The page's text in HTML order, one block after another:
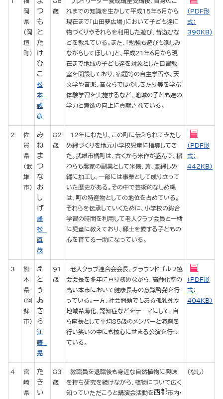
岡
県
（岡
垣
町）
つ
も
と
た
け
ひ
こ
松
本
威
彦
歳
れまでの知識を生かして平成15年5月から
現在まで「山田夢広場」において子ども達に
物づくりやそれらを利用した遊び、昔遊びな
どを教えている。また、「勉強も遊びも楽しみ
ながらしてほしい」と、平成21年6月から現
在まで地域の子ども達を対象とした自習教
室を開設しており、宿題等の自主学習や、天
文学や音楽、昔ならではのしきたり等を学ぶ
体験学習を実施するなど、地域の子ども達の
学力と意欲の向上に貢献されている。
（PDF形
式：
390KB）
2
佐
賀
県
（武
雄
市）
み
ね
ま
つ
な
お
し
げ
峰
松
直
茂
82
歳
12年にわたり、この町に伝えられてきたし
め縄づくりを地元小学校児童に指導してき
た。武雄市橘町は、古くから米作が盛んで、稲
わらも農家の副業として米俵、蓆、稾縄しめ
縄に加工し、一部には事業として成り立って
いた歴史がある。その中で芸術的なしめ縄
は、町の特産物としての地位を占めている。
それらを伝承していくために、小学校の総合
学習の時間を利用して老人クラブ会員と一緒
に児童に教えており、郷土を愛する子どもの
心を育てる一助になっている。
（PDF形
式：
442KB）
3
熊
本
県
（阿
蘇
市）
え
と
う
あ
き
ら
江
藤
晃
91
歳
老人クラブ連合会会長、グラウンドゴルフ協
会会長を多年に亘り務めながら、高齢化率の
高い本市において健康長寿の意識啓発を行
っている。一方、社会問題でもある孤独死や
地域希薄化、認知症などをテーマにして、自
ら座長として平均85歳のメンバーと演劇を
行い笑いの中にも核心にせまる公演を行っ
ている。
（PDF形
式：
404KB）
4
宮
崎
県
た
き
い
83
歳
教職員を退職後も身近な自然植物に興味
を持ち研究を続けながら、植物について広く
知っていただこうと講演会活動を
市内・
（なし）